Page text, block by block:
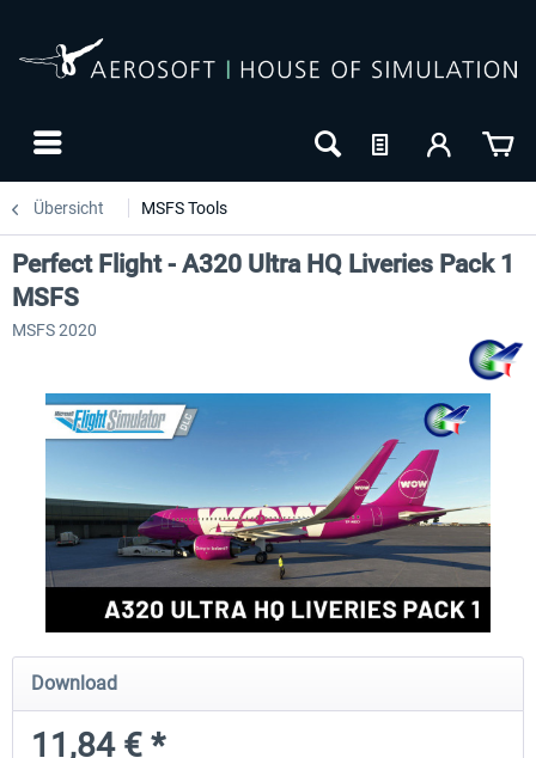
Übersicht MSFS Tools
rkApps - FSRealistic Pro MSFS Aerosoft Tool Simple
Perfect Flight - A320 Ultra HQ Liveries Pack 1
MSFS
MSFS 2020
Download
11,84 € *